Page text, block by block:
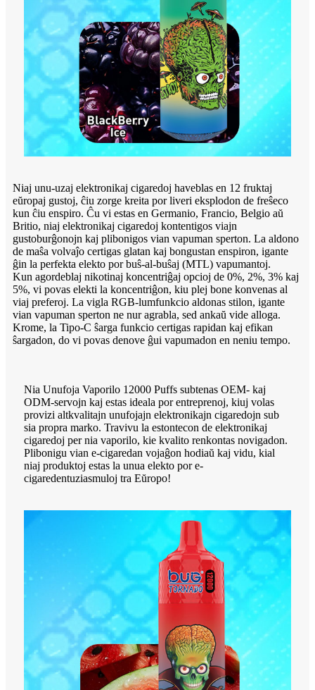
Niaj unu-uzaj elektronikaj cigaredoj haveblas en 12 fruktaj
eŭropaj gustoj, ĉiu zorge kreita por liveri eksplodon de freŝeco
kun ĉiu enspiro. Ĉu vi estas en Germanio, Francio, Belgio aŭ
Britio, niaj elektronikaj cigaredoj kontentigos viajn
gustoburĝonojn kaj plibonigos vian vapuman sperton. La aldono
de maŝa volvaĵo certigas glatan kaj bongustan enspiron, igante
ĝin la perfekta elekto por buŝ-al-buŝaj (MTL) vapumantoj.
Kun agordeblaj nikotinaj koncentriĝaj opcioj de 0%, 2%, 3% kaj
5%, vi povas elekti la koncentriĝon, kiu plej bone konvenas al
viaj preferoj. La vigla RGB-lumfunkcio aldonas stilon, igante
vian vapuman sperton ne nur agrabla, sed ankaŭ vide alloga.
Krome, la Tipo-C ŝarga funkcio certigas rapidan kaj efikan
ŝargadon, do vi povas denove ĝui vapumadon en neniu tempo.
Nia Unufoja Vaporilo 12000 Puffs subtenas OEM- kaj
ODM-servojn kaj estas ideala por entreprenoj, kiuj volas
provizi altkvalitajn unufojajn elektronikajn cigaredojn sub
sia propra marko. Travivu la estontecon de elektronikaj
cigaredoj per nia vaporilo, kie kvalito renkontas novigadon.
Plibonigu vian e-cigaredan vojaĝon hodiaŭ kaj vidu, kial
niaj produktoj estas la unua elekto por e-
cigaredentuziasmuloj tra Eŭropo!